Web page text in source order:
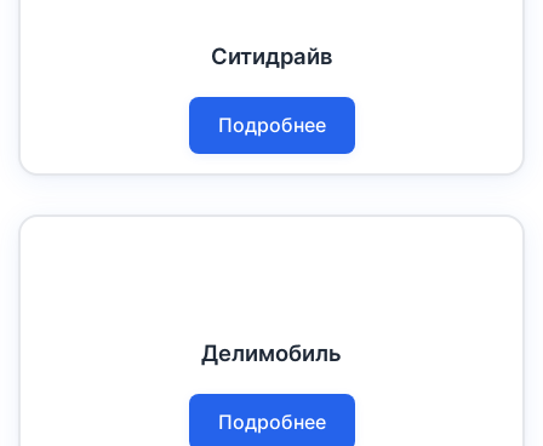
Ситидрайв
Подробнее
Делимобиль
Подробнее